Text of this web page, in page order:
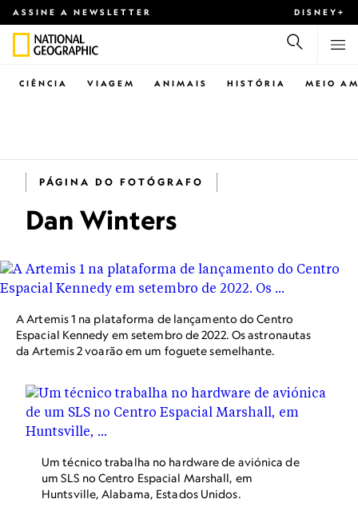
ASSINE A NEWSLETTER DISNEY+
CIÊNCIA VIAGEM ANIMAIS HISTÓRIA MEIO
PÁGINA DO FOTÓGRAFO
Dan Winters
A Artemis 1 na plataforma de lançamento do Centro
Espacial Kennedy em setembro de 2022. Os astronautas
da Artemis 2 voarão em um foguete semelhante.
Um técnico trabalha no hardware de aviónica de
um SLS no Centro Espacial Marshall, em
Huntsville, Alabama, Estados Unidos.